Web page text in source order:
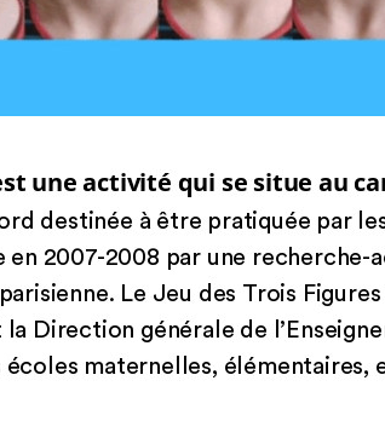
une activité qui se situe au
destinée à être pratiquée par
2007-2008 par une recherche-
Le Jeu des Trois
la Direction générale de
maternelles, élémentaires,